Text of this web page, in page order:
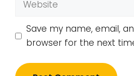
Save my name, email,
browser for the next